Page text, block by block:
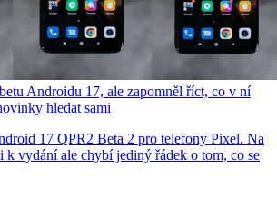
Androidu 17, ale zapomněl říct, co v ní
hledat sami
17 QPR2 Beta 2 pro telefony Pixel. Na
k vydání ale chybí jediný řádek o tom, co se